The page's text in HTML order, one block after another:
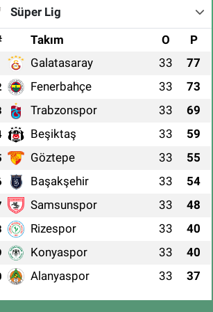
Süper Lig
Takım O P
Galatasaray 33 77
Fenerbahçe 33 73
Trabzonspor 33 69
Beşiktaş 33 59
Göztepe 33 55
Başakşehir 33 54
Samsunspor 33 48
Rizespor 33 40
Konyaspor 33 40
Alanyaspor 33 37